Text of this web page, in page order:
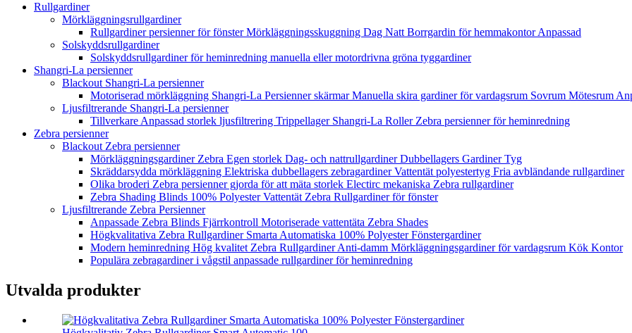
Rullgardiner
Mörkläggningsrullgardiner
Rullgardiner persienner för fönster Mörkläggningsskuggning Dag Natt Borrgardin för hemmakontor Anpassad
Solskyddsrullgardiner
Solskyddsrullgardiner för heminredning manuella eller motordrivna gröna tyggardiner
Shangri-La persienner
Blackout Shangri-La persienner
Motoriserad mörkläggning Shangri-La Persienner skärmar Manuella skira gardiner för vardagsrum Sovrum Mötesrum
Ljusfiltrerande Shangri-La persienner
Tillverkare Anpassad storlek ljusfiltrering Trippellager Shangri-La Roller Zebra persienner för heminredning
Zebra persienner
Blackout Zebra persienner
Mörkläggningsgardiner Zebra Egen storlek Dag- och nattrullgardiner Dubbellagers Gardiner Tyg
Skräddarsydda mörkläggning Elektriska dubbellagers zebragardiner Vattentät polyestertyg Fria avbländande rullgardiner
Olika broderi Zebra persienner gjorda för att mäta storlek Electirc mekaniska Zebra rullgardiner
Zebra Shading Blinds 100% Polyester Vattentät Zebra Rullgardiner för fönster
Ljusfiltrerande Zebra Persienner
Anpassade Zebra Blinds Fjärrkontroll Motoriserade vattentäta Zebra Shades
Högkvalitativa Zebra Rullgardiner Smarta Automatiska 100% Polyester Fönstergardiner
Modern heminredning Hög kvalitet Zebra Rullgardiner Anti-damm Mörkläggningsgardiner för vardagsrum Kök Kontor
Populära zebragardiner i vågstil anpassade rullgardiner för heminredning
Utvalda produkter